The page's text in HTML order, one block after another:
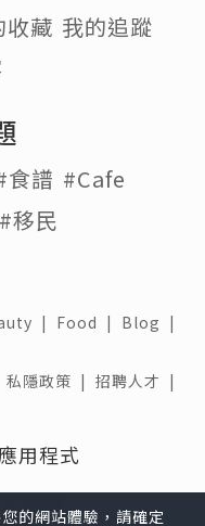
收藏 我的追蹤
食譜 #Cafe
#移民
| Food | Blog |
私隱政策 | 招聘人才 |
用程式
的網站體驗，請確定